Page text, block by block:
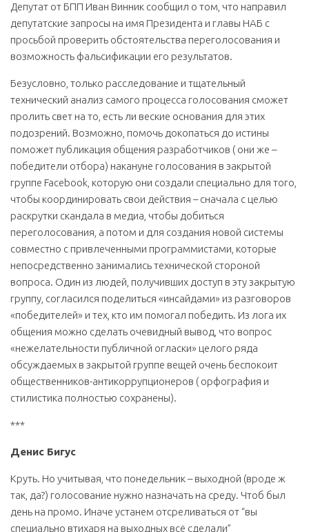
Депутат от БПП Иван Винник сообщил о том, что направил
депутатские запросы на имя Президента и главы НАБ с
просьбой проверить обстоятельства переголосования и
возможность фальсификации его результатов.
Безусловно, только расследование и тщательный
технический анализ самого процесса голосования сможет
пролить свет на то, есть ли веские основания для этих
подозрений. Возможно, помочь докопаться до истины
поможет публикация общения разработчиков ( они же –
победители отбора) накануне голосования в закрытой
группе Facebook, которую они создали специально для того,
чтобы координировать свои действия – сначала с целью
раскрутки скандала в медиа, чтобы добиться
переголосования, а потом и для создания новой системы
совместно с привлеченными программистами, которые
непосредственно занимались технической стороной
вопроса. Один из людей, получивших доступ в эту закрытую
группу, согласился поделиться «инсайдами» из разговоров
«победителей» и тех, кто им помогал победить. Из лога их
общения можно сделать очевидный вывод, что вопрос
«нежелательности публичной огласки» целого ряда
обсуждаемых в закрытой группе вещей очень беспокоит
общественников-антикоррупционеров ( орфография и
стилистика полностью сохранены).
***
Денис Бигус
Круть. Но учитывая, что понедельник – выходной (вроде ж
так, да?) голосование нужно назначать на среду. Чтоб был
день на промо. Иначе устанем отсреливаться от “вы
специально втихаря на выходных всё сделали”